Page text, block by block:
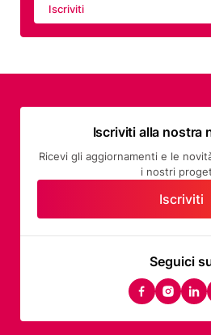
Iscriviti
Seguici
facebook
Iscriviti alla nostra
Ricevi gli aggiornamenti e le
i nostri
Iscriviti